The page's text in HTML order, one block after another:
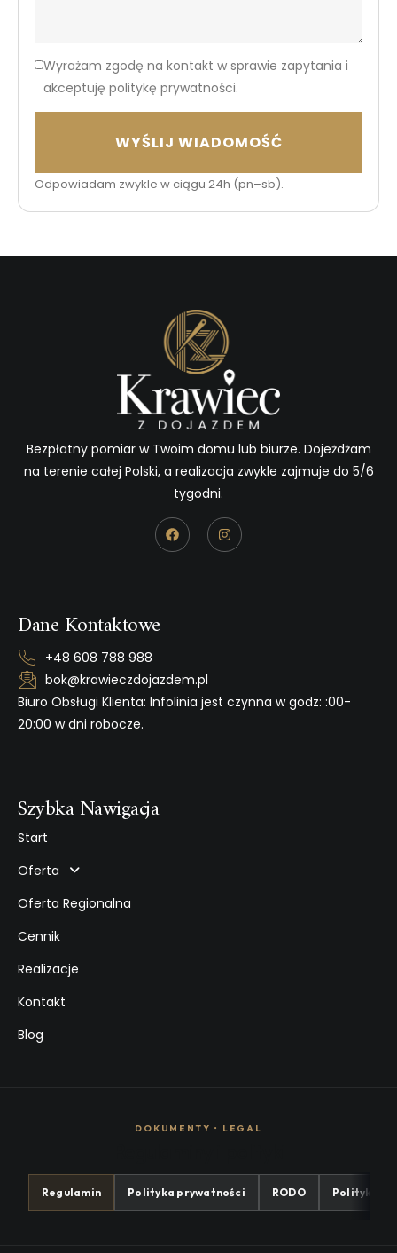
Wyrażam zgodę na kontakt w sprawie zapytania i
akceptuję politykę prywatności.
WYŚLIJ WIADOMOŚĆ
Odpowiadam zwykle w ciągu 24h (pn–sb).
Bezpłatny pomiar w Twoim domu lub biurze. Dojeżdżam
na terenie całej Polski, a realizacja zwykle zajmuje do 5/6
tygodni.
Dane Kontaktowe
+48 608 788 988
bok@krawieczdojazdem.pl
Biuro Obsługi Klienta: Infolinia jest czynna w godz: :00-
20:00 w dni robocze.
Szybka Nawigacja
Start
Oferta
Oferta Regionalna
Cennik
Realizacje
Kontakt
Blog
DOKUMENTY • LEGAL
Regulamin Polityka prywatności RODO Polityka